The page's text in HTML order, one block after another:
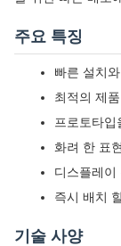
주요 특징
빠른 설치
최적의 제
프로토타
화려 한 표
디스플레이
즉시 배치
기술 사양